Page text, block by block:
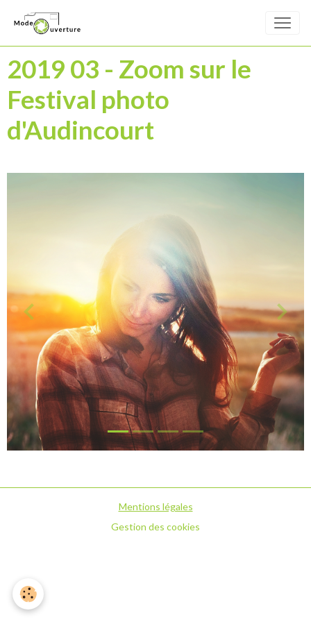
2019 03 - Zoom sur le
Festival photo
d'Audincourt
Mentions légales
Gestion des cookies